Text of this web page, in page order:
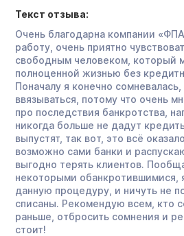
Текст отзыва:
Очень благодарна компании
работу, очень приятно
свободным человеком, который
полноценной жизнью без
Поначалу я конечно сомневалась,
ввязываться, потому что очень
про последствия банкротства,
никогда больше не дадут
выпустят, так вот, это всё
возможно сами банки и
выгодно терять клиентов.
некоторыми обанкротившимися,
данную процедуру, и ничуть не
списаны. Рекомендую всем, кто
раньше, отбросить сомнения и
стоит!